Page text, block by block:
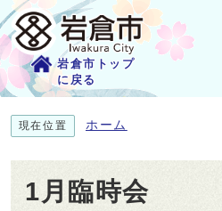
岩倉市トップ
に戻る
現在位置 ホーム
1月臨時会